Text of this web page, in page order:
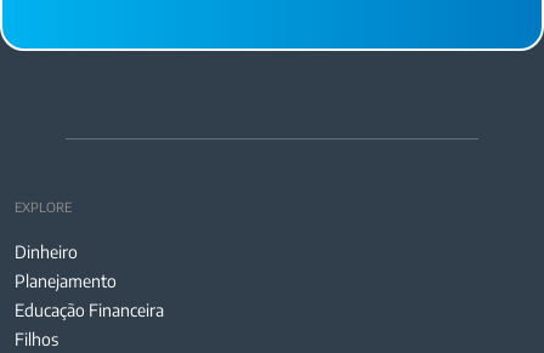
EXPLORE
Dinheiro
Planejamento
Educação Financeira
Filhos